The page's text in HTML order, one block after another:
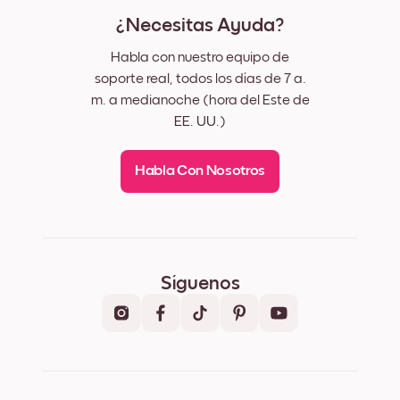
¿Necesitas Ayuda?
Habla con nuestro equipo de
soporte real, todos los días de 7 a.
m. a medianoche (hora del Este de
EE. UU.)
Habla Con Nosotros
Síguenos